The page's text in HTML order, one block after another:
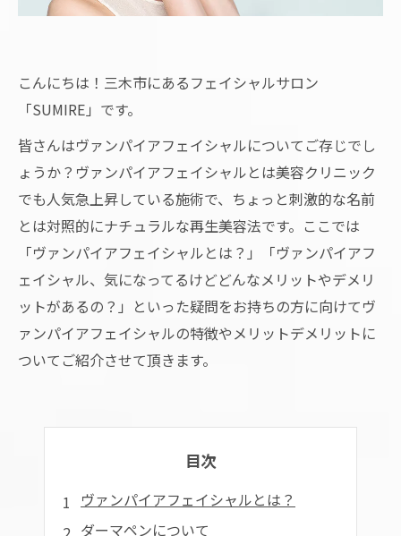
こんにちは！三木市にあるフェイシャルサロン
「SUMIRE」です。
皆さんはヴァンパイアフェイシャルについてご存じでし
ょうか？ヴァンパイアフェイシャルとは美容クリニック
でも人気急上昇している施術で、ちょっと刺激的な名前
とは対照的にナチュラルな再生美容法です。ここでは
「ヴァンパイアフェイシャルとは？」「ヴァンパイアフ
ェイシャル、気になってるけどどんなメリットやデメリ
ットがあるの？」といった疑問をお持ちの方に向けてヴ
ァンパイアフェイシャルの特徴やメリットデメリットに
ついてご紹介させて頂きます。
目次
ヴァンパイアフェイシャルとは？
ダーマペンについて